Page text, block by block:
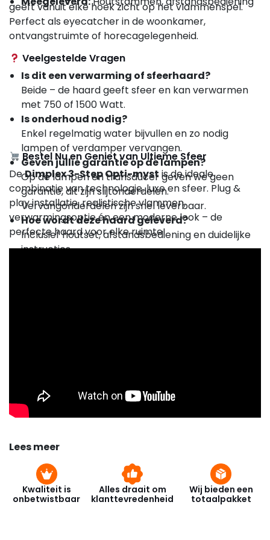
geeft vanuit elke hoek zicht op het vlammenspel.
Perfect als eyecatcher in de woonkamer,
ontvangstruimte of horecagelegenheid.
Veelgestelde Vragen
Is dit een verwarming of sfeerhaard?
Beide – de haard geeft sfeer en kan verwarmen
met 750 of 1500 Watt.
Is onderhoud nodig?
Enkel regelmatig water bijvullen en zo nodig
lampen of verdamper vervangen.
Geven jullie garantie op de lampen?
Op de lampen en transducer geven we geen
garantie, dit zijn slijtonderdelen.
Vervangonderdelen zijn snel leverbaar.
Hoe wordt deze haard geleverd?
Inclusief houtset, afstandsbediening en duidelijke
instructies.
Bestel Nu en Geniet van Ultieme Sfeer
DeDimplex 3-Step Opti-mystis de ideale
combinatie van technologie, luxe en sfeer. Plug &
play installatie, realistische vlammen,
verwarmingsoptie én een moderne look – de
perfecte haard voor elke ruimte!
Lees meer
Kwaliteit is
onbetwistbaar
Alles draait om
klanttevredenheid
Wij bieden een
totaalpakket